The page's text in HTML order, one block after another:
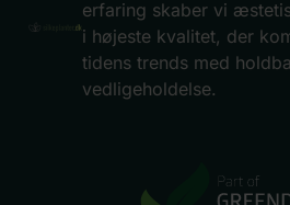
erfaring skaber vi
i højeste kvalitet, der
tidens trends med
vedligeholdelse.